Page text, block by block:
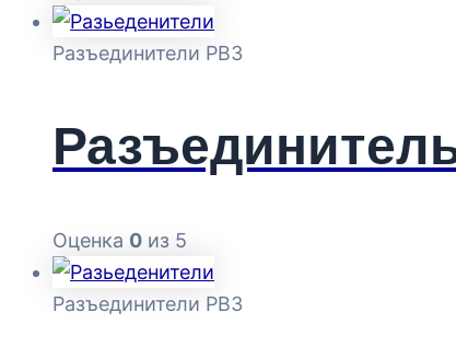
Разъединители РВЗ
Оценка 0 из 5
Разъединители РВЗ